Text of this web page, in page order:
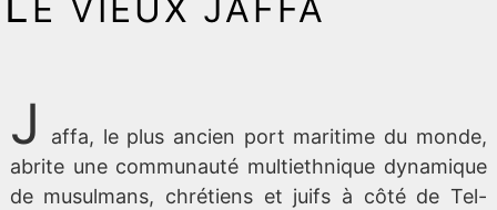
E VIEUX JAFFA
J
affa, le plus ancien port maritime du monde,
abrite une communauté multiethnique dynamique
de musulmans, chrétiens et juifs à côté de Tel-